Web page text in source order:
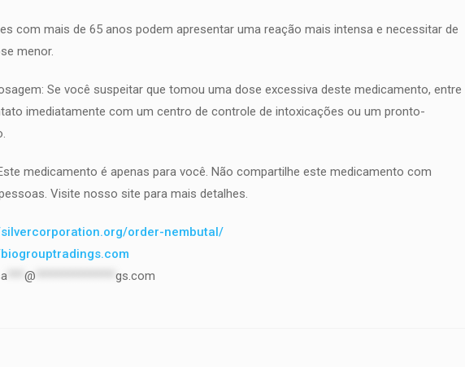
com mais de 65 anos podem apresentar uma reação mais intensa e necessitar de
menor.
Se você suspeitar que tomou uma dose excessiva deste medicamento, entre
imediatamente com um centro de controle de intoxicações ou um pronto-
medicamento é apenas para você. Não compartilhe este medicamento com
Visite nosso site para mais detalhes.
order-nembutal/
***@ **************gs.com